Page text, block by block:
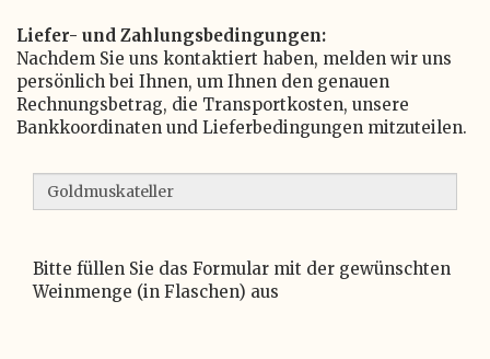
Liefer- und Zahlungsbedingungen:
Nachdem Sie uns kontaktiert haben, melden wir uns
persönlich bei Ihnen, um Ihnen den genauen
Rechnungsbetrag, die Transportkosten, unsere
Bankkoordinaten und Lieferbedingungen mitzuteilen.
Bitte füllen Sie das Formular mit der gewünschten
Weinmenge (in Flaschen) aus